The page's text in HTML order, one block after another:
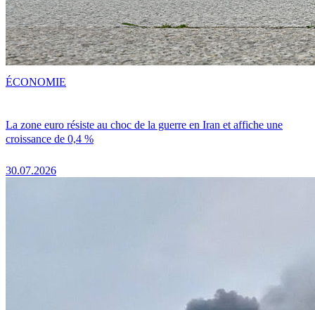
La zone euro résiste au choc de la guerre en Iran et affiche une
croissance de 0,4 %
30.07.2026
ÉCONOMIE